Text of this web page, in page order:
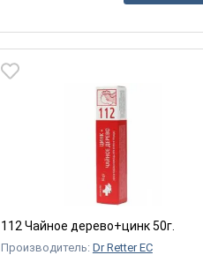
112 Чайное дерево+цинк 50г.
Производитель: Dr Retter EC